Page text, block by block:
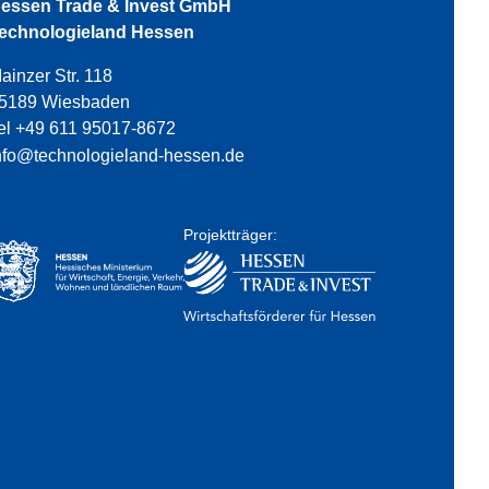
Trade & Invest GmbH
Hessen
Str. 118
Wiesbaden
+49 611 95017-8672
hessen.de
Projektträger: